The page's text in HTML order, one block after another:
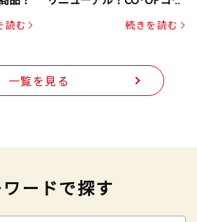
読む 続きを読む
一覧を見る
ードで探す